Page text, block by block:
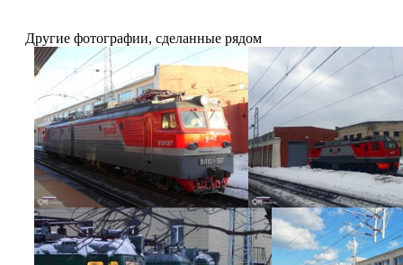
Другие фотографии, сделанные рядом